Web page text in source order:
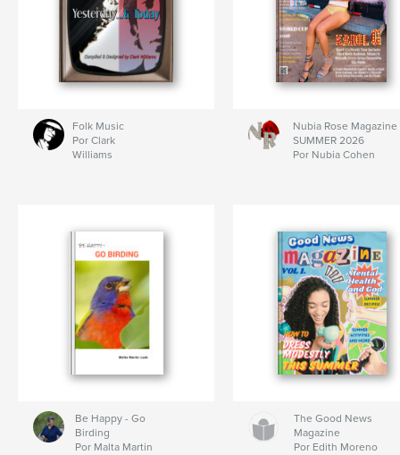
Folk Music
Por Clark
Williams
Nubia Rose Magazine
SUMMER 2026
Por Nubia Cohen
Be Happy - Go
Birding
Por Malta Martin
The Good News
Magazine
Por Edith Moreno